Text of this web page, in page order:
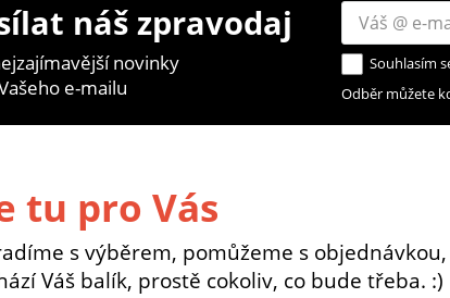
náš zpravodaj
novinky
e-mailu
Souhlasím
Odběr můžete
tu pro Vás
s výběrem, pomůžeme s
Váš balík, prostě cokoliv, co bude třeba. :)